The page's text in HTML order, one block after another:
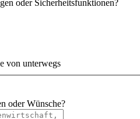
oder Sicherheitsfunktionen?
von unterwegs
oder Wünsche?